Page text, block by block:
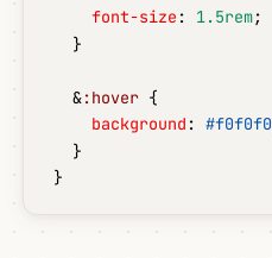
    font-size
: 1.5rem;
  }
  &
:hover {
    background
: #f0f0f0
  }
}